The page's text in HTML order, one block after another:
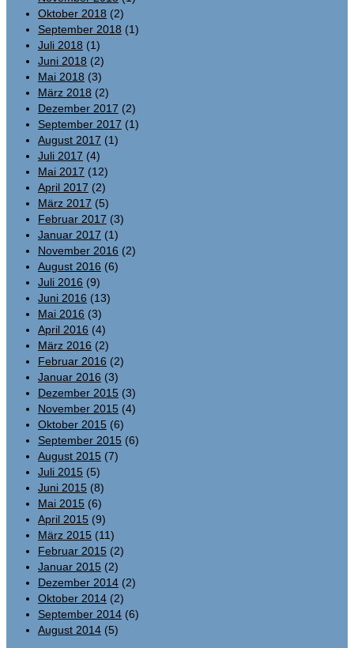
Oktober 2018 (2)
September 2018 (1)
Juli 2018 (1)
Juni 2018 (2)
Mai 2018 (3)
März 2018 (2)
Dezember 2017 (2)
September 2017 (1)
August 2017 (1)
Juli 2017 (4)
Mai 2017 (12)
April 2017 (2)
März 2017 (5)
Februar 2017 (3)
Januar 2017 (1)
November 2016 (2)
August 2016 (6)
Juli 2016 (9)
Juni 2016 (13)
Mai 2016 (3)
April 2016 (4)
März 2016 (2)
Februar 2016 (2)
Januar 2016 (3)
Dezember 2015 (3)
November 2015 (4)
Oktober 2015 (6)
September 2015 (6)
August 2015 (7)
Juli 2015 (5)
Juni 2015 (8)
Mai 2015 (6)
April 2015 (9)
März 2015 (11)
Februar 2015 (2)
Januar 2015 (2)
Dezember 2014 (2)
Oktober 2014 (2)
September 2014 (6)
August 2014 (5)